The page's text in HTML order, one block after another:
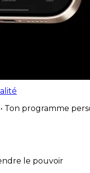
Ton programme
le pouvoir